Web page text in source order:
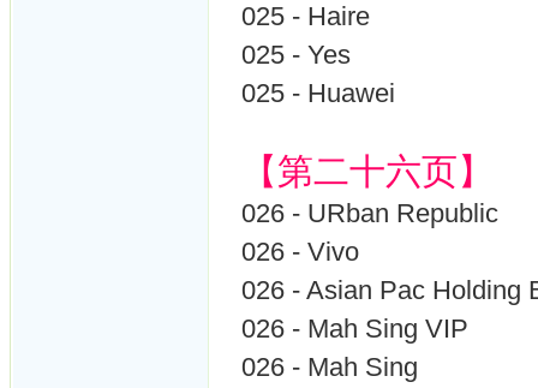
025 - Haire
025 - Yes
025 - Huawei
【第二十六页】
026 - URban Republic
026 - Vivo
026 - Asian Pac Holding
026 - Mah Sing VIP
026 - Mah Sing